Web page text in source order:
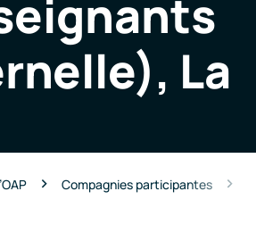
La
Compagnies participantes